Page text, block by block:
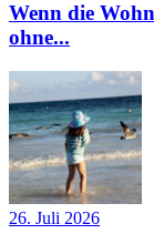
Wenn die
ohne...
26. Juli 2026